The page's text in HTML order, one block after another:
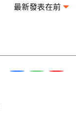
最新發表在前